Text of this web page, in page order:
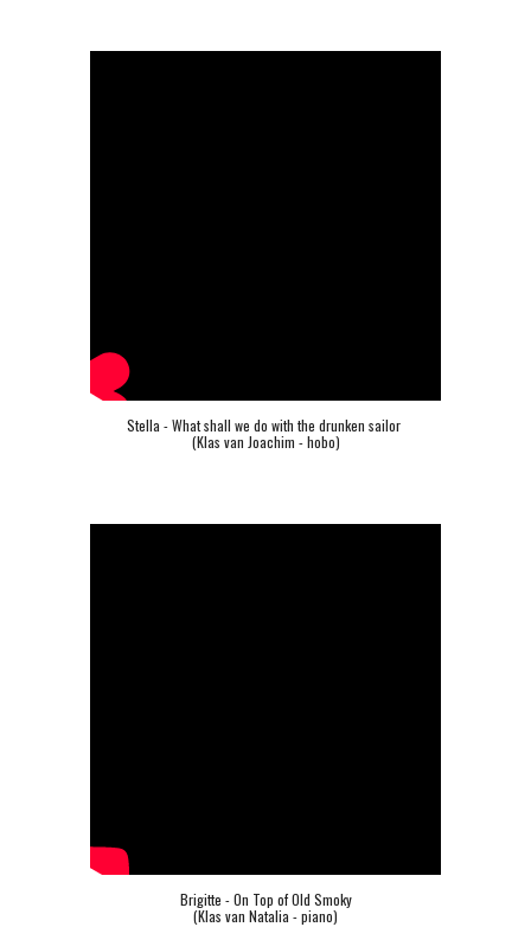
Stella - What shall we do with the drunken sailor
(Klas van Joachim - hobo)
Brigitte - On Top of Old Smoky
(Klas van Natalia - piano)